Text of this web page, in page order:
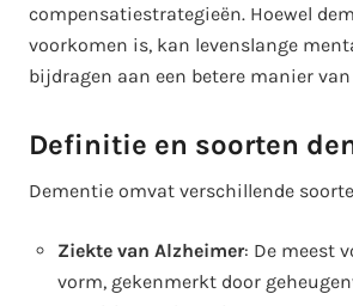
compensatiestrategieën. Hoewel
voorkomen is, kan levenslange
bijdragen aan een betere manier
Definitie en soorten
Dementie omvat verschillende
Ziekte van Alzheimer: De meest
vorm, gekenmerkt door